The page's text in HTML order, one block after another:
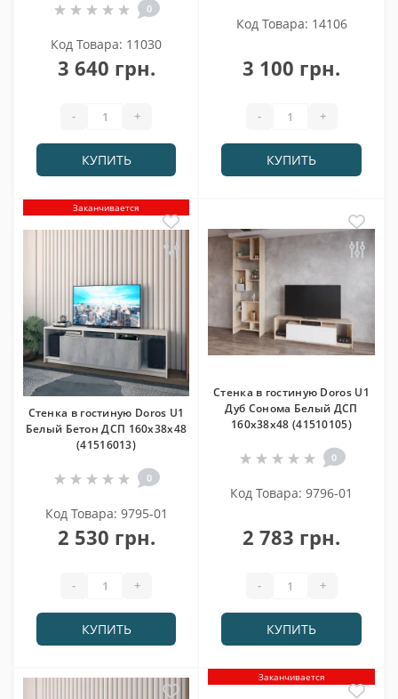
0
Код Товара: 11030
3 640 грн.
- +
КУПИТЬ
Код Товара: 14106
3 100 грн.
- +
КУПИТЬ
Заканчивается
Стенка в гостиную Doros U1
Белый Бетон ДСП 160х38х48
(41516013)
0
Код Товара: 9795-01
2 530 грн.
- +
КУПИТЬ
Стенка в гостиную Doros U1
Дуб Сонома Белый ДСП
160х38х48 (41510105)
0
Код Товара: 9796-01
2 783 грн.
- +
КУПИТЬ
Заканчивается